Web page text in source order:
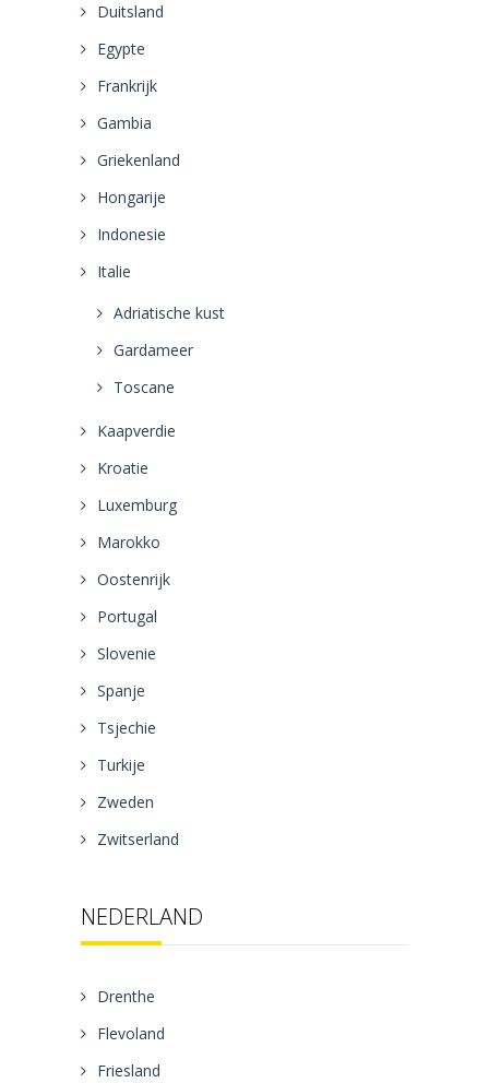
Duitsland
Egypte
Frankrijk
Gambia
Griekenland
Hongarije
Indonesie
Italie
Adriatische kust
Gardameer
Toscane
Kaapverdie
Kroatie
Luxemburg
Marokko
Oostenrijk
Portugal
Slovenie
Spanje
Tsjechie
Turkije
Zweden
Zwitserland
NEDERLAND
Drenthe
Flevoland
Friesland